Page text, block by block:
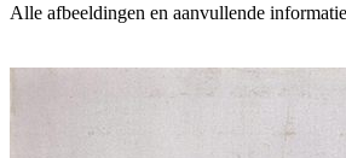
Alle afbeeldingen en aanvullende